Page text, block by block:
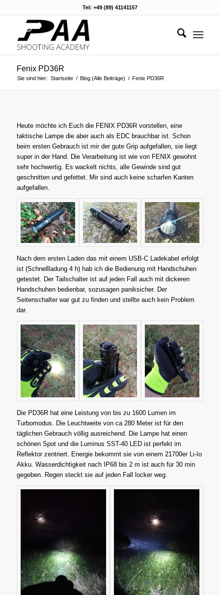
Tel: +49 (89) 41141157
Fenix PD36R
Sie sind hier: Startseite / Blog (Alle Beiträge) / Fenix PD36R
Heute möchte ich Euch die FENIX PD36R vorstellen, eine
taktische Lampe die aber auch als EDC brauchbar ist. Schon
beim ersten Gebrauch ist mir der gute Grip aufgefallen, sie liegt
super in der Hand. Die Verarbeitung ist wie von FENIX gewohnt
sehr hochwertig. Es wackelt nichts, alle Gewinde sind gut
geschnitten und gefettet. Mir sind auch keine scharfen Kanten
aufgefallen.
Nach dem ersten Laden das mit einem USB-C Ladekabel erfolgt
ist (Schnellladung 4 h) hab ich die Bedienung mit Handschuhen
getestet. Der Tailschalter ist auf jeden Fall auch mit dickeren
Handschuhen bedienbar, sozusagen paniksicher. Der
Seitenschalter war gut zu finden und stellte auch kein Problem
dar.
Die PD36R hat eine Leistung von bis zu 1600 Lumen im
Turbomodus. Die Leuchtweite von ca 280 Meter ist für den
täglichen Gebrauch völlig ausreichend. Die Lampe hat einen
schönen Spot und die Luminus SST-40 LED ist perfekt im
Reflektor zentriert. Energie bekommt sie von einem 21700er Li-Io
Akku. Wasserdichtigkeit nach IP68 bis 2 m ist auch für 30 min
gegeben. Regen steckt sie auf jeden Fall locker weg.